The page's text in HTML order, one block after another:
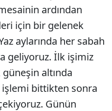
ardından
için bir gelenek
aylarında her sabah
geliyoruz. İlk işimiz
güneşin altında
işlemi bittikten sonra
Günün